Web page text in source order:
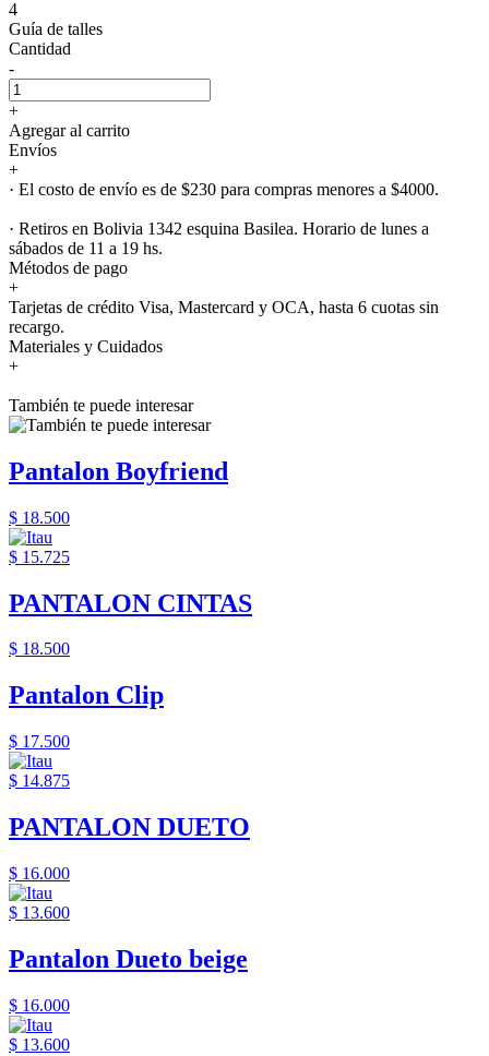
4
Guía de talles
Cantidad
-
+
Agregar al carrito
Envíos
+
· El costo de envío es de $230 para compras menores a $4000.
· Retiros en Bolivia 1342 esquina Basilea. Horario de lunes a
sábados de 11 a 19 hs.
Métodos de pago
+
Tarjetas de crédito Visa, Mastercard y OCA, hasta 6 cuotas sin
recargo.
Materiales y Cuidados
+
También te puede interesar
Pantalon Boyfriend
$ 18.500
$ 15.725
PANTALON CINTAS
$ 18.500
Pantalon Clip
$ 17.500
$ 14.875
PANTALON DUETO
$ 16.000
$ 13.600
Pantalon Dueto beige
$ 16.000
$ 13.600